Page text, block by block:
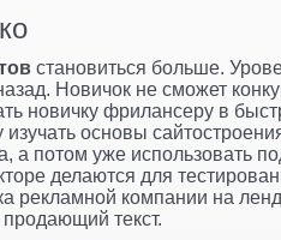
становиться больше.
Новичок не сможет
новичку фрилансеру в
основы
а потом уже использовать
делаются для
рекламной компании на
текст.